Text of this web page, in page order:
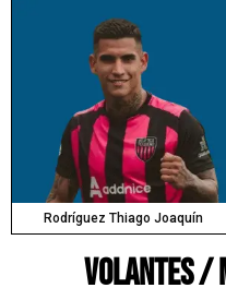
Rodríguez Thiago Joaquín
Volantes /